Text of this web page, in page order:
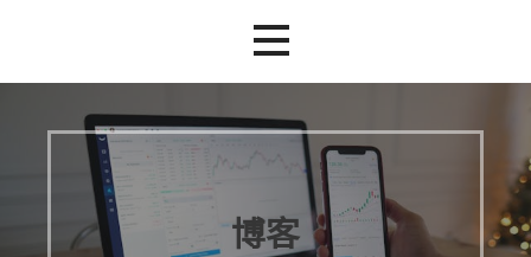
博客